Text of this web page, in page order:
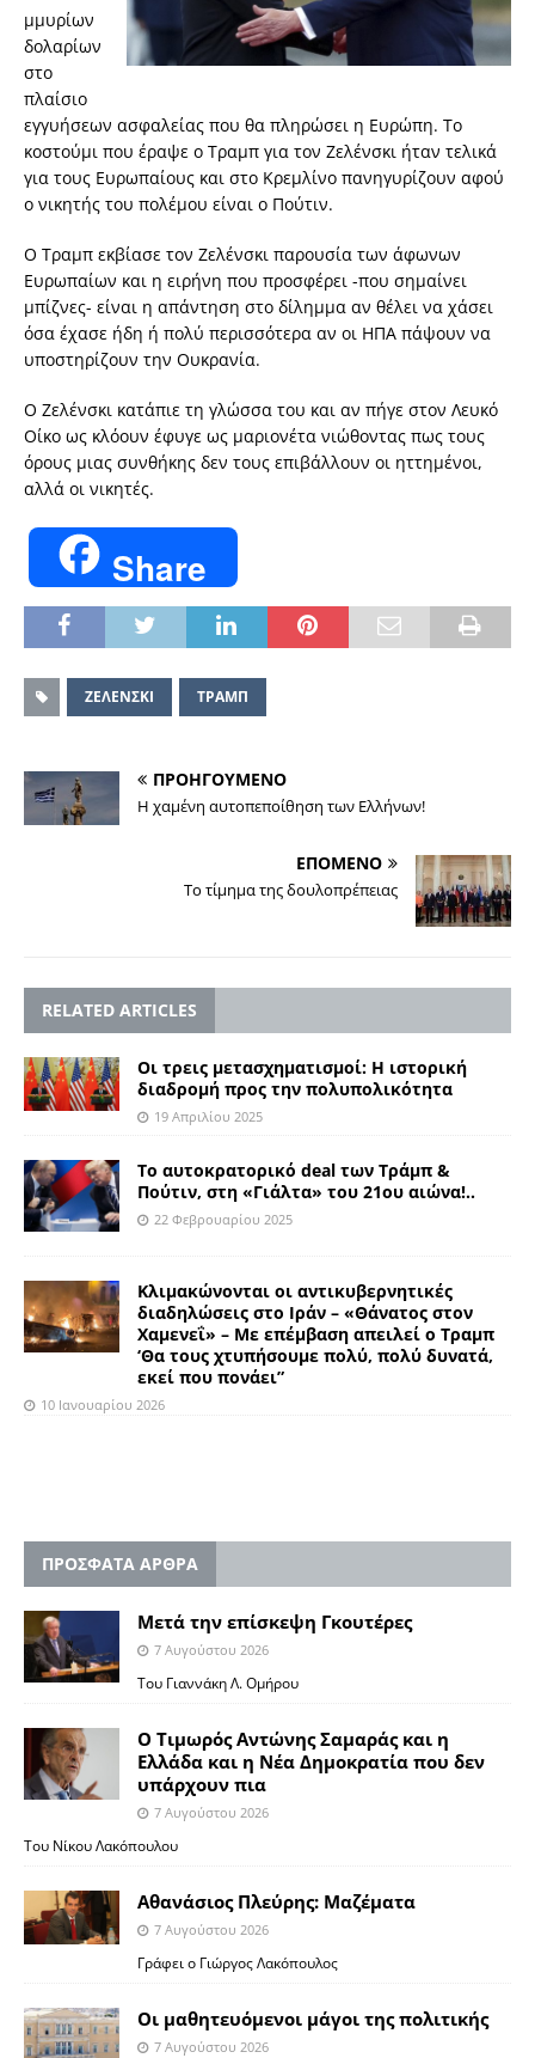
μμυρίων
δολαρίων
στο
πλαίσιο
εγγυήσεων ασφαλείας που θα πληρώσει η Ευρώπη. Το
κοστούμι που έραψε ο Τραμπ για τον Ζελένσκι ήταν τελικά
για τους Ευρωπαίους και στο Κρεμλίνο πανηγυρίζουν αφού
ο νικητής του πολέμου είναι ο Πούτιν.
Ο Τραμπ εκβίασε τον Ζελένσκι παρουσία των άφωνων
Ευρωπαίων και η ειρήνη που προσφέρει -που σημαίνει
μπίζνες- είναι η απάντηση στο δίλημμα αν θέλει να χάσει
όσα έχασε ήδη ή πολύ περισσότερα αν οι ΗΠΑ πάψουν να
υποστηρίζουν την Ουκρανία.
Ο Ζελένσκι κατάπιε τη γλώσσα του και αν πήγε στον Λευκό
Οίκο ως κλόουν έφυγε ως μαριονέτα νιώθοντας πως τους
όρους μιας συνθήκης δεν τους επιβάλλουν οι ηττημένοι,
αλλά οι νικητές.
Share
ΖΕΛΕΝΣΚΙ ΤΡΑΜΠ
ΠΡΟΗΓΟΥΜΕΝΟ
Η χαμένη αυτοπεποίθηση των Ελλήνων!
ΕΠΟΜΕΝΟ
Το τίμημα της δουλοπρέπειας
RELATED ARTICLES
Οι τρεις μετασχηματισμοί: Η ιστορική
διαδρομή προς την πολυπολικότητα
19 Απριλίου 2025
Το αυτοκρατορικό deal των Τράμπ &
Πούτιν, στη «Γιάλτα» του 21ου αιώνα!..
22 Φεβρουαρίου 2025
Κλιμακώνονται οι αντικυβερνητικές
διαδηλώσεις στο Ιράν – «Θάνατος στον
Χαμενεΐ» – Με επέμβαση απειλεί ο Τραμπ
‘Θα τους χτυπήσουμε πολύ, πολύ δυνατά,
εκεί που πονάει”
10 Ιανουαρίου 2026
ΠΡΟΣΦΑΤΑ ΑΡΘΡΑ
Μετά την επίσκεψη Γκουτέρες
7 Αυγούστου 2026
Του Γιαννάκη Λ. Ομήρου
Ο Τιμωρός Αντώνης Σαμαράς και η
Ελλάδα και η Νέα Δημοκρατία που δεν
υπάρχουν πια
7 Αυγούστου 2026
Του Νίκου Λακόπουλου
Αθανάσιος Πλεύρης: Μαζέματα
7 Αυγούστου 2026
Γράφει ο Γιώργος Λακόπουλος
Οι μαθητευόμενοι μάγοι της πολιτικής
7 Αυγούστου 2026